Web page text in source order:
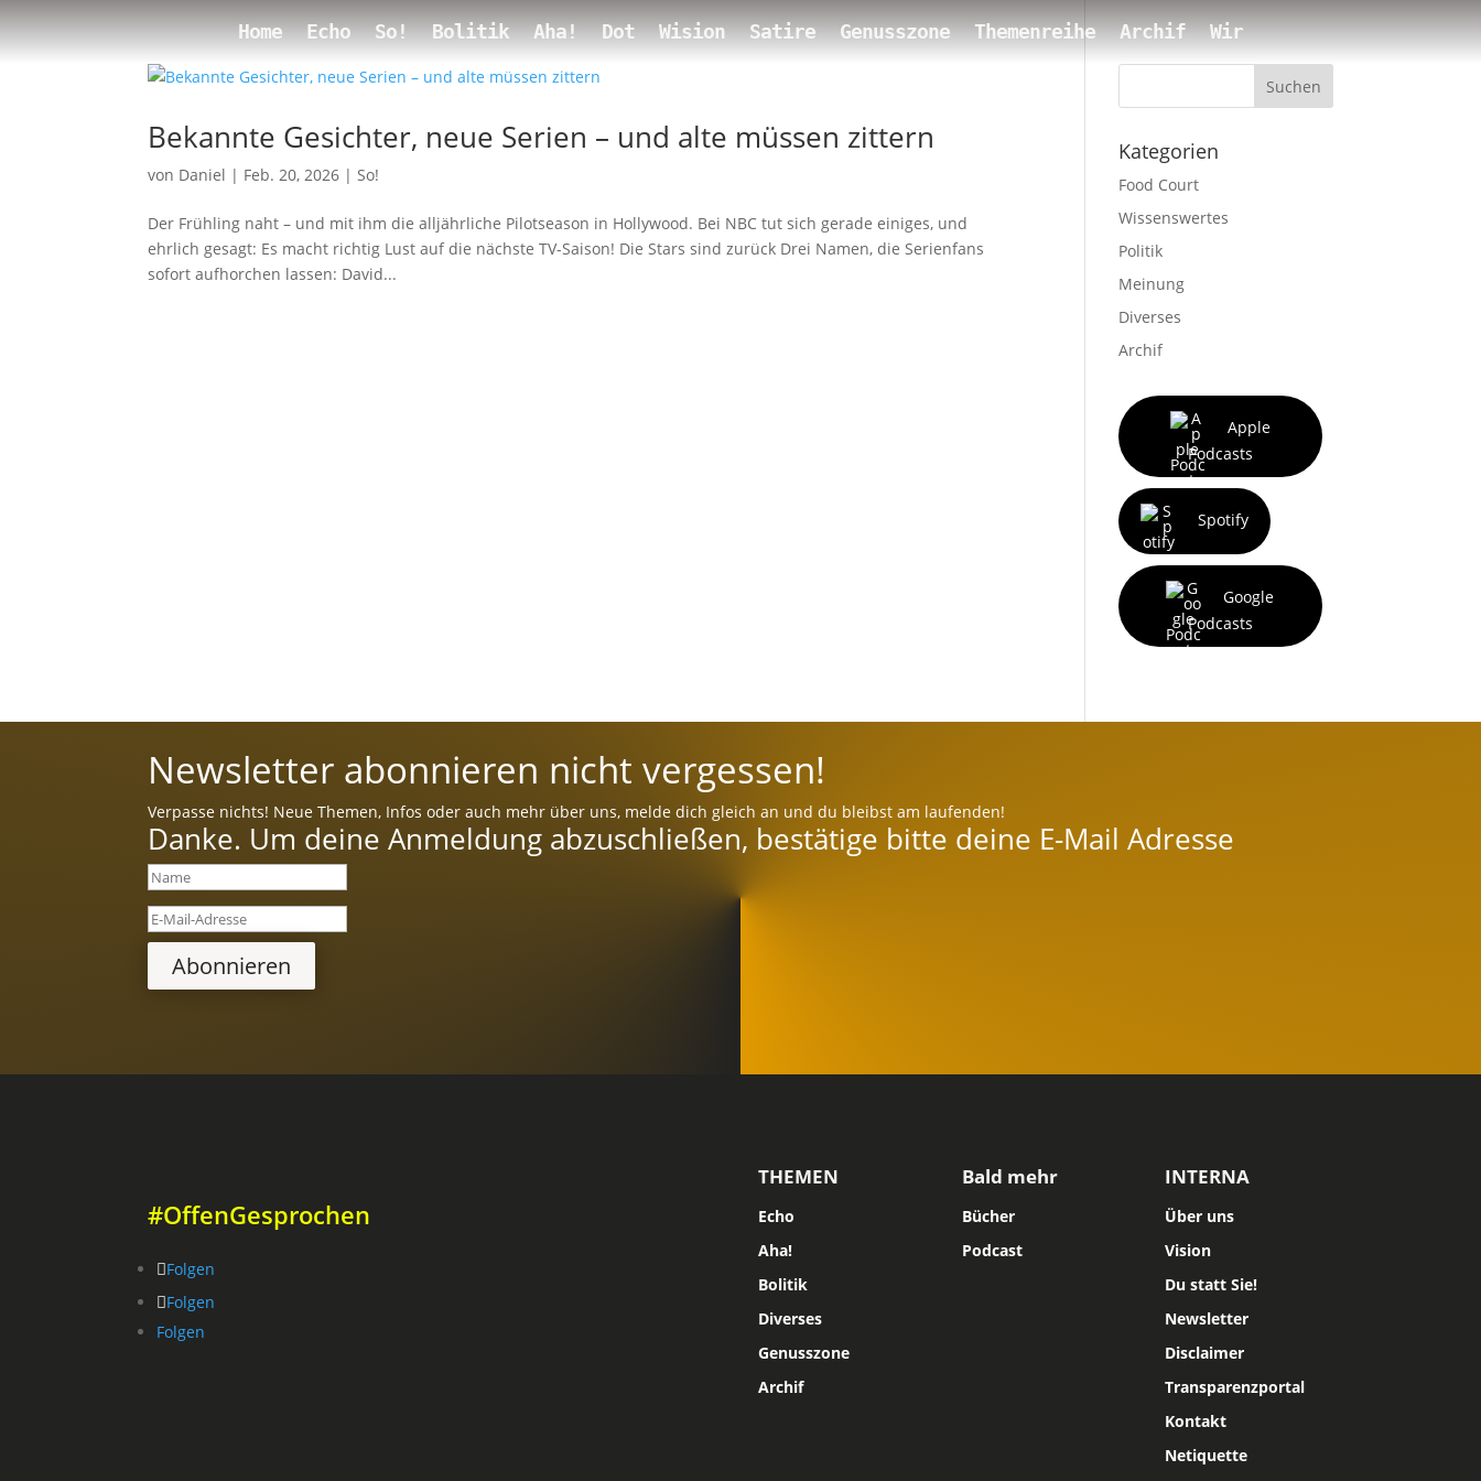
Home Echo So! Bolitik Aha! Dot Wision Satire Genusszone Themenreihe Archif Wir
Bekannte Gesichter, neue Serien – und alte müssen zittern
von Daniel | Feb. 20, 2026 |So!
Der Frühling naht – und mit ihm die alljährliche Pilotseason in Hollywood. Bei NBC tut sich gerade einiges, und
ehrlich gesagt: Es macht richtig Lust auf die nächste TV-Saison! Die Stars sind zurück Drei Namen, die Serienfans
sofort aufhorchen lassen: David...
Suchen
Kategorien
Food Court
Wissenswertes
Politik
Meinung
Diverses
Archif
Apple
Podcasts
Spotify
Google
Podcasts
Newsletter abonnieren nicht vergessen!
Verpasse nichts! Neue Themen, Infos oder auch mehr über uns, melde dich gleich an und du bleibst am laufenden!
Danke. Um deine Anmeldung abzuschließen, bestätige bitte deine E-Mail Adresse
Abonnieren
#OffenGesprochen
Folgen
Folgen
Folgen
THEMEN
Echo
Aha!
Bolitik
Diverses
Genusszone
Archif
Bald mehr
Bücher
Podcast
INTERNA
Über uns
Vision
Du statt Sie!
Newsletter
Disclaimer
Transparenzportal
Kontakt
Netiquette